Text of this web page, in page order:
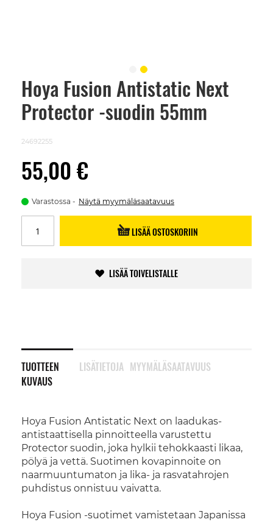
Hoya Fusion Antistatic Next
Protector -suodin 55mm
24692255
55,00 €
Varastossa Näytä myymäläsaatavuus
LISÄÄ OSTOSKORIIN
LISÄÄ TOIVELISTALLE
TUOTTEEN
KUVAUS
Hoya Fusion Antistatic Next on laadukas-
antistaattisella pinnoitteella varustettu
Protector suodin, joka hylkii tehokkaasti likaa,
pölyä ja vettä. Suotimen kovapinnoite on
naarmuuntumaton ja lika- ja rasvatahrojen
puhdistus onnistuu vaivatta.
Hoya Fusion -suotimet vamistetaan Japanissa
LISÄTIETOJA MYYMÄLÄSAATAVUUS
Skip
beginning
images